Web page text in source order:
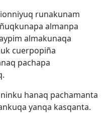
runakunam
almanpa
almakunaqa
cuerpopiña
pachapa
hanaq pachamanta
yanqa kasqanta.